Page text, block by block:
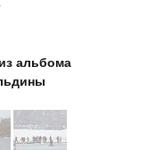
альбома